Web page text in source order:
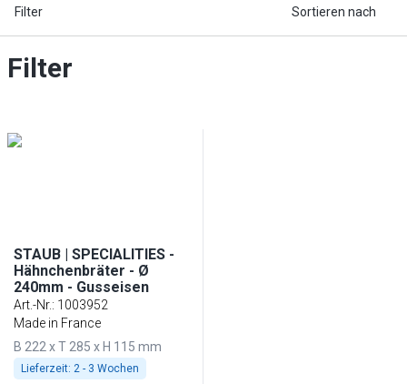
Filter Sortieren nach
Filter
STAUB | SPECIALITIES -
Hähnchenbräter - Ø
240mm - Gusseisen
Art.-Nr.: 1003952
Made in France
B 222 x T 285 x H 115 mm
Lieferzeit: 2 - 3 Wochen